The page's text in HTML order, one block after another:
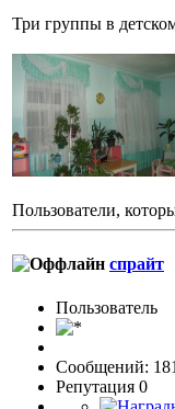
Три группы в
Пользователи,
спрайт
Пользовaтeль
Сообщений: 181
Репутация 0